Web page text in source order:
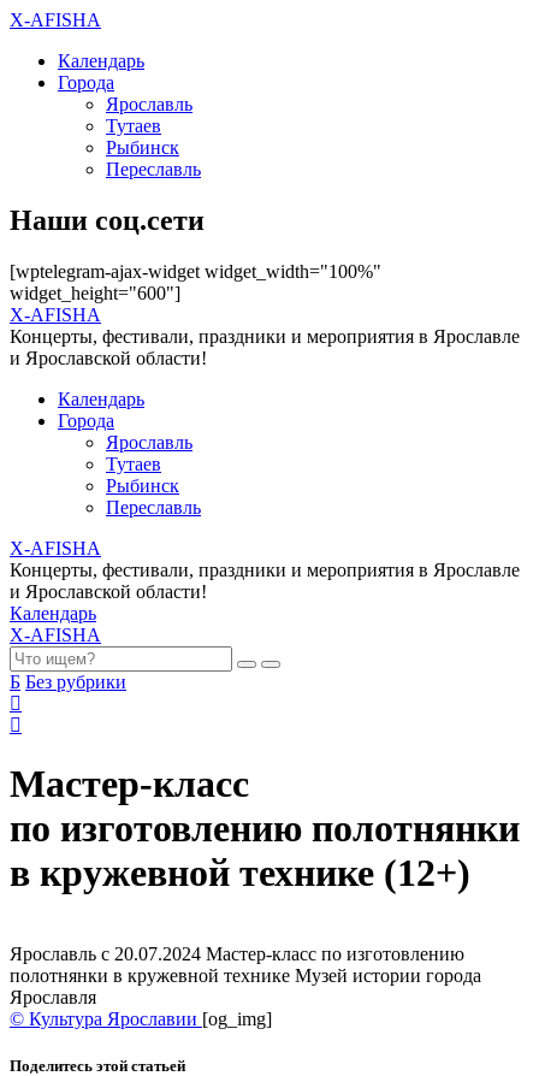
X-AFISHA
Календарь
Города
Ярославль
Тутаев
Рыбинск
Переславль
Наши соц.сети
[wptelegram-ajax-widget widget_width="100%"
widget_height="600"]
X-AFISHA
Концерты, фестивали, праздники и мероприятия в Ярославле
и Ярославской области!
Календарь
Города
Ярославль
Тутаев
Рыбинск
Переславль
X-AFISHA
Концерты, фестивали, праздники и мероприятия в Ярославле
и Ярославской области!
Календарь
X-AFISHA
Б Без рубрики
Мастер-класс
по изготовлению полотнянки
в кружевной технике (12+)
Ярославль с 20.07.2024 Мастер-класс по изготовлению
полотнянки в кружевной технике Музей истории города
Ярославля
© Культура Ярославии [og_img]
Поделитесь этой статьей